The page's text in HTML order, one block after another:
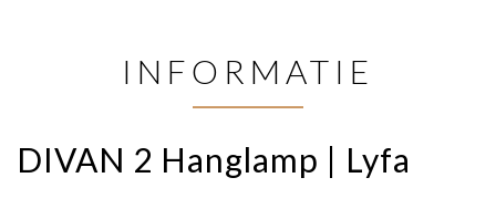
INFORMATIE
DIVAN 2 Hanglamp | Lyfa